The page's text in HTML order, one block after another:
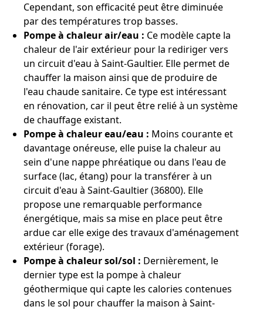
Cependant, son efficacité peut être diminuée
par des températures trop basses.
Pompe à chaleur air/eau : Ce modèle capte la
chaleur de l'air extérieur pour la rediriger vers
un circuit d'eau à Saint-Gaultier. Elle permet de
chauffer la maison ainsi que de produire de
l'eau chaude sanitaire. Ce type est intéressant
en rénovation, car il peut être relié à un système
de chauffage existant.
Pompe à chaleur eau/eau : Moins courante et
davantage onéreuse, elle puise la chaleur au
sein d'une nappe phréatique ou dans l'eau de
surface (lac, étang) pour la transférer à un
circuit d'eau à Saint-Gaultier (36800). Elle
propose une remarquable performance
énergétique, mais sa mise en place peut être
ardue car elle exige des travaux d'aménagement
extérieur (forage).
Pompe à chaleur sol/sol : Dernièrement, le
dernier type est la pompe à chaleur
géothermique qui capte les calories contenues
dans le sol pour chauffer la maison à Saint-